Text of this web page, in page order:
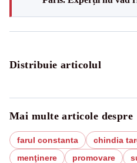
Distribuie articolul
Mai multe articole despre
farul constanta chindia
menţinere
promovare